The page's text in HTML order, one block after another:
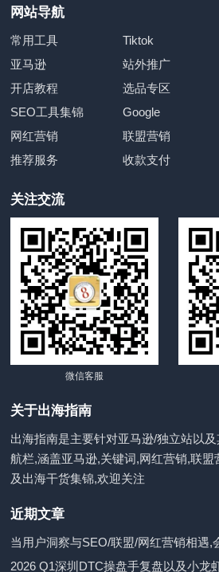
网站导航
常用工具 Tiktok
亚马逊
站外推广
开店教程
选品专区
SEO工具集锦
Google
网红营销
联盟营销
推荐服务
收款支付
关注交流
微信客服
关于出海指南
出海指南是主要针对亚马逊/独立站以
航栏,涵盖亚马逊,关键词,网红营销,联盟
及出海干货集锦,欢迎关注
近期文章
当用户洞察与SEO/联盟/网红营销相遇,
2026 Q1深圳DTC操盘手复盘以及小龙